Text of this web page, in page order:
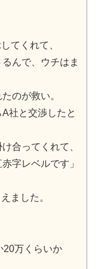
てくれて、
んで、ウチはま
のが救い。
社と交渉したと
合ってくれて、
字レベルです」
ました。
20万くらいか